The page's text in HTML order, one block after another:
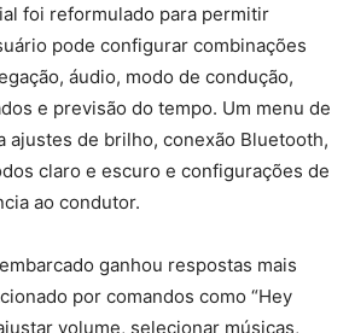
foi reformulado para permitir
pode configurar combinações
áudio, modo de condução,
e previsão do tempo. Um menu de
ajustes de brilho, conexão Bluetooth,
claro e escuro e configurações de
ao condutor.
ganhou respostas mais
por comandos como “Hey
volume, selecionar músicas,